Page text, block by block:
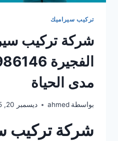
تركيب سيراميك
شركة تركيب
مدى الحياة
بواسطة ahmed ديسمبر 20, 2025
شركة تركيب